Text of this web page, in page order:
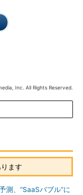
Inc. All Rights Reserved.
ます
測、“SaaSバブル”に